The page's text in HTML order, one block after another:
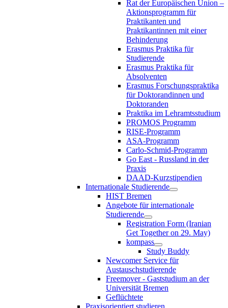
Rat der Europäischen Union –
Aktionsprogramm für
Praktikanten und
Praktikantinnen mit einer
Behinderung
Erasmus Praktika für
Studierende
Erasmus Praktika für
Absolventen
Erasmus Forschungspraktika
für Doktorandinnen und
Doktoranden
Praktika im Lehramtsstudium
PROMOS Programm
RISE-Programm
ASA-Programm
Carlo-Schmid-Programm
Go East - Russland in der
Praxis
DAAD-Kurzstipendien
Internationale Studierende
HIST Bremen
Angebote für internationale
Studierende
Registration Form (Iranian
Get Together on 29. May)
kompass
Study Buddy
Newcomer Service für
Austauschstudierende
Freemover - Gaststudium an der
Universität Bremen
Geflüchtete
Praxisorientiert studieren